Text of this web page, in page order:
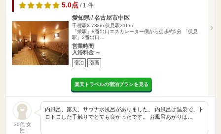
5.0点/ 1 件
愛知県 / 名古屋市中区
千種駅2.73km 伏見駅316m
「栄駅」8番出口エスカレーター側から徒歩約5分 「伏見
駅」2番出口…
営業時間
入浴料金 ～
宿泊 漫画
楽天トラベルの宿泊プランを見る
30代 女
性
内風呂、露天、サウナ水風呂がありました。 内風呂は温泉で、ト
ロトロした手触りでとても良かったです。 お風呂あがりは…